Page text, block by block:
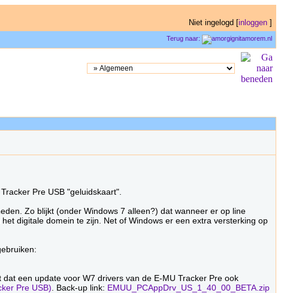
Niet ingelogd [inloggen ]
Terug naar:
Pre USB "geluidskaart".
Zo blijkt (onder Windows 7 alleen?) dat wanneer er op line
digitale domein te zijn. Net of Windows er een extra versterking op
een update voor W7 drivers van de E-MU Tracker Pre ook
Pre USB) . Back-up link: EMUU_PCAppDrv_US_1_40_00_BETA.zip